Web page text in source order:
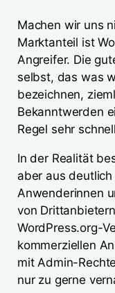
Machen wir uns
Marktanteil ist
Angreifer. Die
selbst, das was
bezeichnen,
Bekanntwerden
Regel sehr
In der Realität
aber aus
Anwenderinnen
von
WordPress.org-
kommerziellen
mit Admin-
nur zu gerne